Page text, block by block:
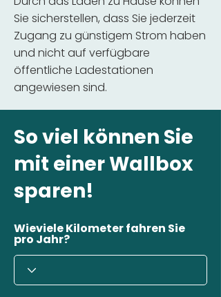
Sie sicherstellen, dass Sie jederzeit
Zugang zu günstigem Strom haben
und nicht auf verfügbare
öffentliche Ladestationen
angewiesen sind.
So viel können Sie
mit einer Wallbox
sparen!
Wieviele Kilometer fahren Sie
pro Jahr?